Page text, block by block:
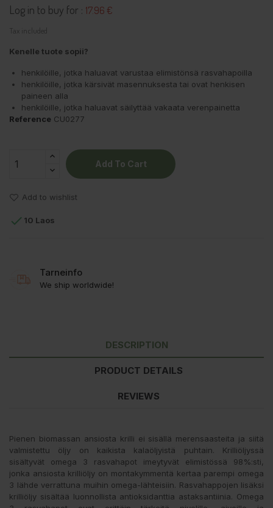
Log in to buy for : 17.96 €
Tax included
Kenelle tuote sopii?
henkilöille, jotka haluavat varustaa elimistönsä rasvahapoilla
henkilöille, jotka kärsivät masennuksesta tai ovat henkisen
paineen alla
henkilöille, jotka haluavat säilyttää vakaata verenpainetta
Reference CU0277
Add To Cart
Add to wishlist
 10 Laos
Tarneinfo
We ship worldwide!
DESCRIPTION
PRODUCT DETAILS
REVIEWS
Pienen biomassan ansiosta krilli ei sisällä merensaasteita ja siitä
valmistettu öljy on kaikista kalaöljyistä puhtain. Krilliöljyssä
sisältyvät omega 3 rasvahapot imeytyvät elimistössä 98%:sti,
jonka ansiosta krilliöljy on montakymmentä kertaa parempi omega
3 lähde verrattuna muihin omega-lähteisiin. Rasvahappojen lisäksi
krilliöljy sisältää luonnollista antioksidanttia astaksantiinia. Omega